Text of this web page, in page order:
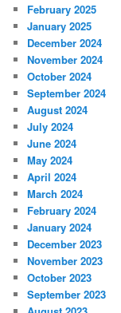
February 2025
January 2025
December 2024
November 2024
October 2024
September 2024
August 2024
July 2024
June 2024
May 2024
April 2024
March 2024
February 2024
January 2024
December 2023
November 2023
October 2023
September 2023